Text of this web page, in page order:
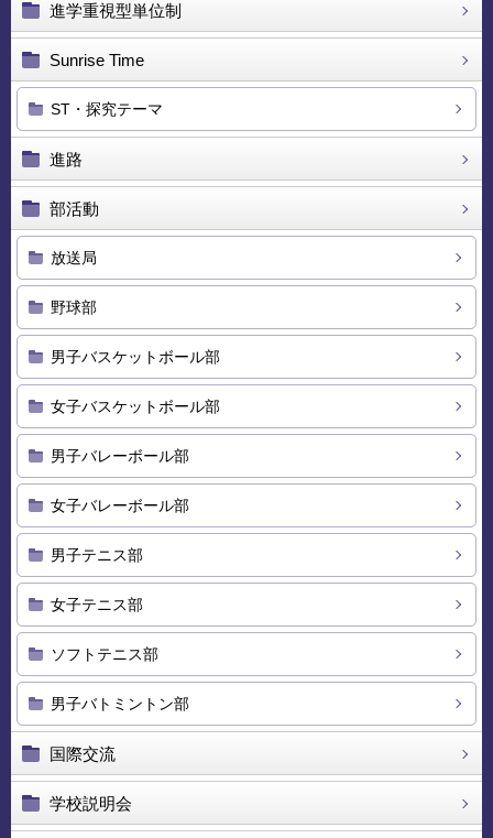
進学重視型単位制
Sunrise Time
ST・探究テーマ
進路
部活動
放送局
野球部
男子バスケットボール部
女子バスケットボール部
男子バレーボール部
女子バレーボール部
男子テニス部
女子テニス部
ソフトテニス部
男子バトミントン部
国際交流
学校説明会